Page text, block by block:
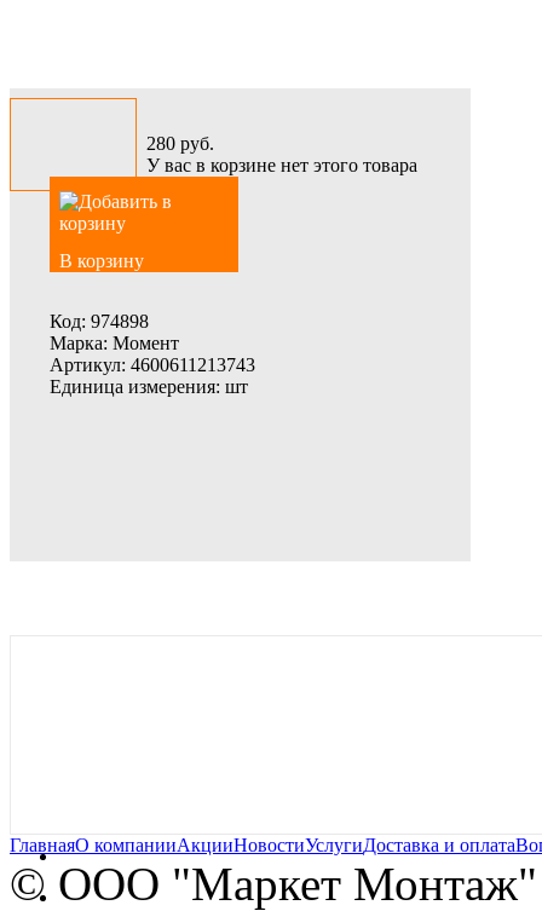
280 руб.
У вас в корзине нет этого товара
В корзину
Код: 974898
Марка: Момент
Артикул: 4600611213743
Единица измерения: шт
ГлавнаяО компанииАкцииНовостиУслугиДоставка и оплата
© OOO "Маркет Монтаж"